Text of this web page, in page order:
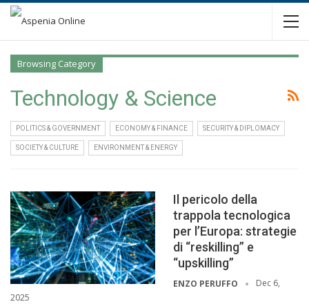
Browsing Category
Technology & Science
POLITICS & GOVERNMENT ECONOMY & FINANCE SECURITY & DIPLOMACY
SOCIETY & CULTURE ENVIRONMENT & ENERGY
Il pericolo della
trappola tecnologica
per l’Europa: strategie
di “reskilling” e
“upskilling”
ENZO PERUFFO
Dec 6,
2025